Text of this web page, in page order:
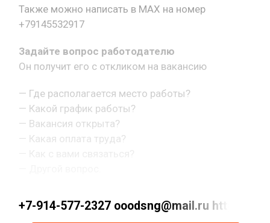
Также можно написать в MAX на номер
+79145532917
Задайте вопрос работодателю
Он получит его с откликом на вакансию
— Где располагается место работы?
— Какой график работы?
— Вакансия открыта?
— Какая оплата труда?
+7-914-577-2327 ooodsng@mail.ru https://